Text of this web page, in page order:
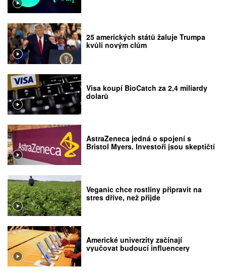
25 amerických států žaluje Trumpa
kvůli novým clům
Visa koupí BioCatch za 2,4 miliardy
dolarů
AstraZeneca jedná o spojení s
Bristol Myers. Investoři jsou skeptičtí
Veganic chce rostliny připravit na
stres dříve, než přijde
Americké univerzity začínají
vyučovat budoucí influencery